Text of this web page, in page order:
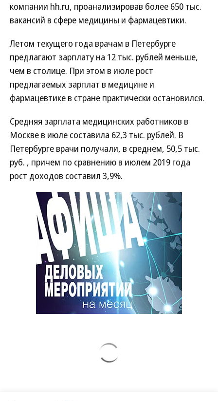
компании hh.ru, проанализировав более 650 тыс.
вакансий в сфере медицины и фармацевтики.
Летом текущего года врачам в Петербурге
предлагают зарплату на 12 тыс. рублей меньше,
чем в столице. При этом в июле рост
предлагаемых зарплат в медицине и
фармацевтике в стране практически остановился.
Средняя зарплата медицинских работников в
Москве в июле составила 62,3 тыс. рублей. В
Петербурге врачи получали, в среднем, 50,5 тыс.
руб. , причем по сравнению в июлем 2019 года
рост доходов составил 3,9%.